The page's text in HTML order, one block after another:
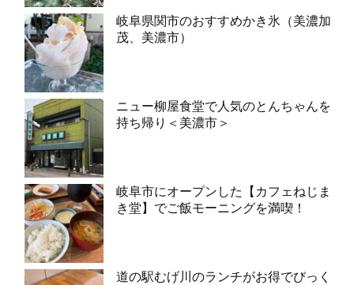
岐阜県関市のおすすめかき氷（美濃加
茂、美濃市）
ニュー柳屋食堂で人気のとんちゃんを
持ち帰り＜美濃市＞
岐阜市にオープンした【カフェねじま
き堂】でご飯モーニングを満喫！
道の駅むげ川のランチがお得でびっく